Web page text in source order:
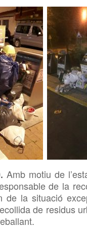
Amb motiu de
de la
de la situació
de residus